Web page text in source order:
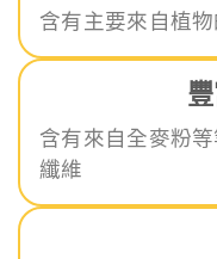
含有主要來自植
含有來自全麥粉
纖維